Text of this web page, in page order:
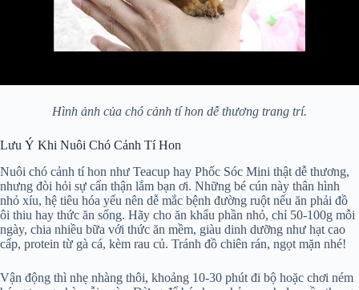
Hình ảnh của chó cảnh tí hon dễ thương trang trí.
Lưu Ý Khi Nuôi Chó Cảnh Tí Hon
Nuôi chó cảnh tí hon như Teacup hay Phốc Sóc Mini thật dễ thương,
nhưng đòi hỏi sự cẩn thận lắm bạn ơi. Những bé cún này thân hình
nhỏ xíu, hệ tiêu hóa yếu nên dễ mắc bệnh đường ruột nếu ăn phải đồ
ôi thiu hay thức ăn sống. Hãy cho ăn khẩu phần nhỏ, chỉ 50-100g mỗi
ngày, chia nhiều bữa với thức ăn mềm, giàu dinh dưỡng như hạt cao
cấp, protein từ gà cá, kèm rau củ. Tránh đồ chiên rán, ngọt mặn nhé!
Vận động thì nhẹ nhàng thôi, khoảng 10-30 phút đi bộ hoặc chơi ném